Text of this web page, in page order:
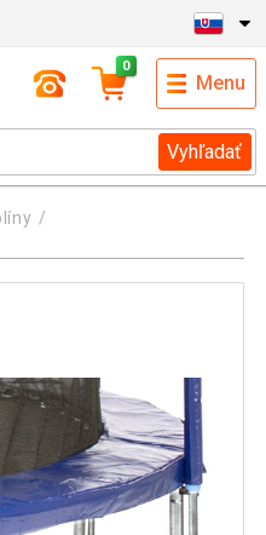
Vyhľadať
0
Menu